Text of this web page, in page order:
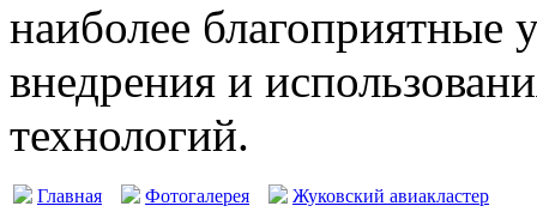
наиболее благоприятные
внедрения и
технологий.
Главная Фотогалерея Жуковский авиакластер